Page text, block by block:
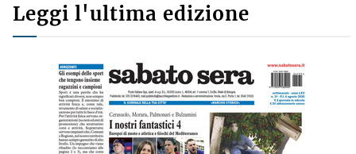
Leggi l'ultima edizione